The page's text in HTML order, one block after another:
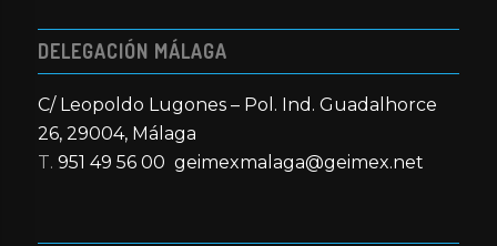
DELEGACIÓN MÁLAGA
C/ Leopoldo Lugones – Pol. Ind. Guadalhorce
26, 29004, Málaga
T. 951 49 56 00 geimexmalaga@geimex.net